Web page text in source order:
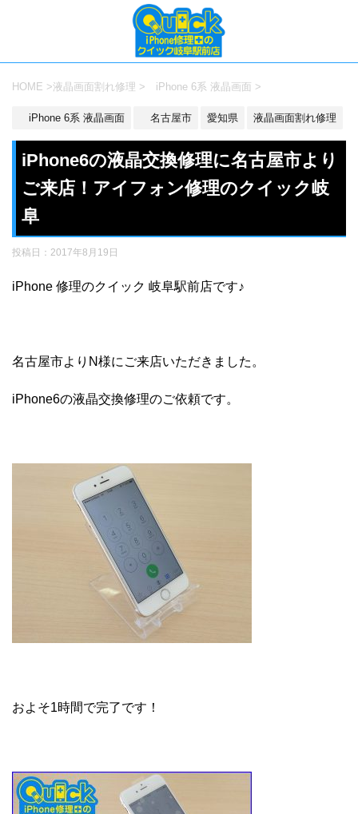
HOME >液晶画面割れ修理 > iPhone 6系 液晶画面 >
iPhone 6系 液晶画面 名古屋市 愛知県 液晶画面割れ修理
iPhone6の液晶交換修理に名古屋市より
ご来店！アイフォン修理のクイック岐
阜
投稿日： 2017年8月19日
iPhone 修理のクイック 岐阜駅前店です♪
名古屋市よりN様にご来店いただきました。
iPhone6の液晶交換修理のご依頼です。
およそ1時間で完了です！